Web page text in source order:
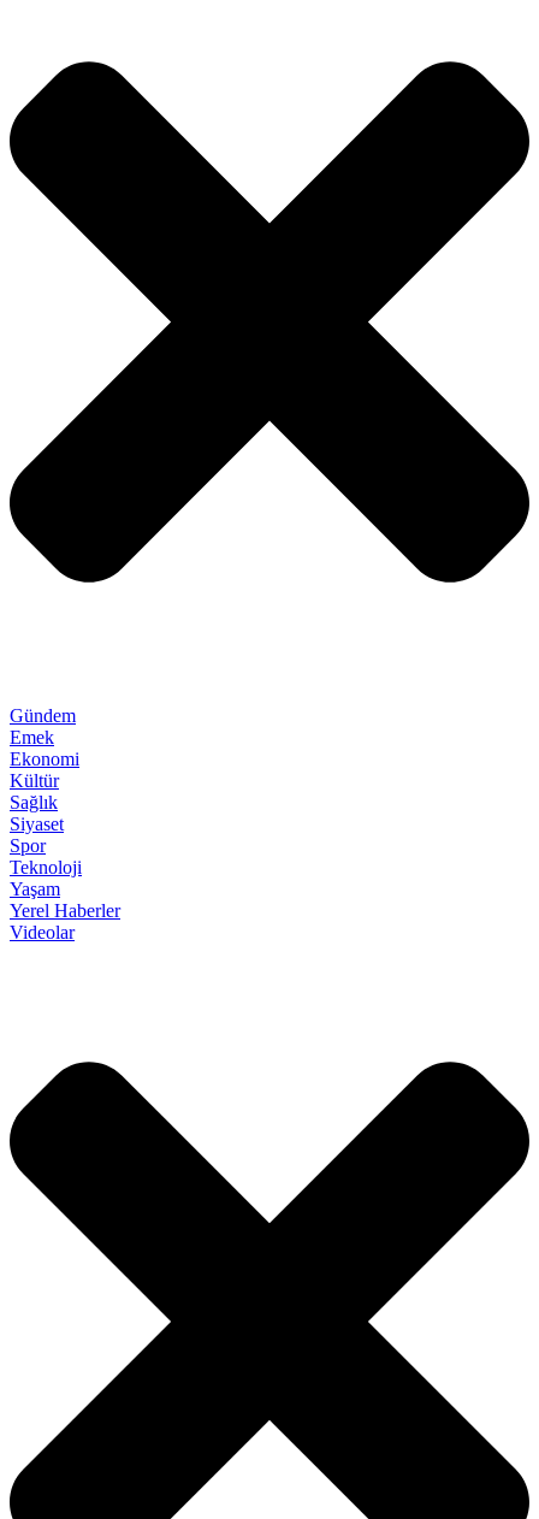
Gündem
Emek
Ekonomi
Kültür
Sağlık
Siyaset
Spor
Teknoloji
Yaşam
Yerel Haberler
Videolar